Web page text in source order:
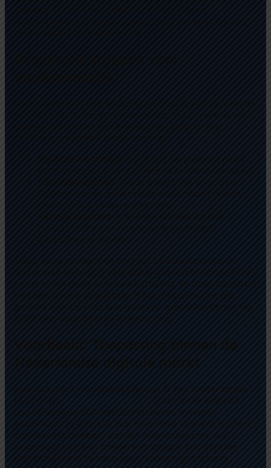
hebben. Dit effect vertaalt zich in hogere
conversieratio’s, meer terugkerend verkeer en een
Praktische stappen voor
implementatie
Het proces om een webpagina of app toe te voegen
aan het startscherm is eenvoudig, maar vereist wel
enkele technische optimalisaties. Belangrijke
factoren omvatten onder andere:
Responsive design
: Zorg dat de website goed
functioneert op verschillende schermformaten.
Manifestbestand : Dit is essentieel voor een
PWA en bevat informatie zoals naam, icoon,
start-URL en kleurenthema’s.
Service workers: Hiermee kunnen offline
functionaliteiten en snellere laadtijden
gerealiseerd worden.
Door deze elementen correct te implementeren,
wordt een web-app niet enkel gebruiksvriendelijker,
maar krijgt deze ook de uitstraling en functionaliteit
van een native applicatie. Voor organisaties die
gericht zijn op mobiele groei en gebruikerservaring,
is dit een waardevolle investering.
Voorbeeld: Toepassing binnen de
Nederlandse digitale markt
Een concreet voorbeeld hiervan is het Nederlandse
platform
. Door deze website
toe te voegen aan het startscherm, kunnen
gebruikers in één klik hun favoriete content binnen
handbereik hebben, zonder tussenstappen. Als
onderdeel van een bredere strategie om digitale
betrokkenheid te verhogen, kunnen gebruikers